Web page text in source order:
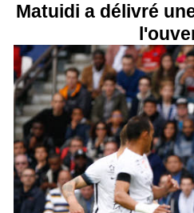
Matuidi a délivré